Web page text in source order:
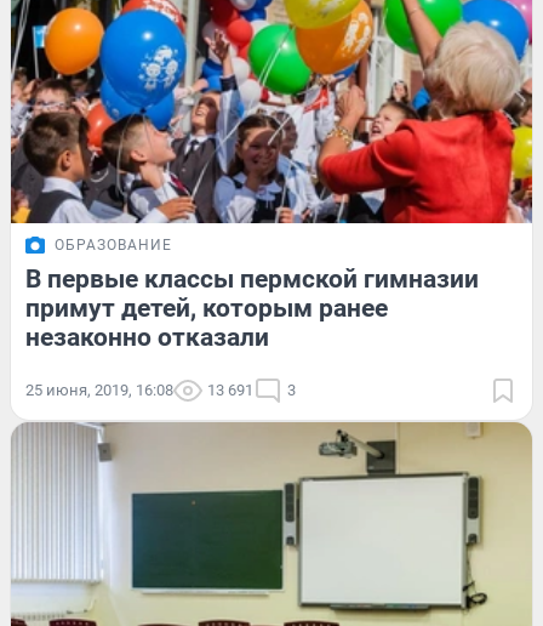
ОБРАЗОВАНИЕ
В первые классы пермской гимназии
примут детей, которым ранее
незаконно отказали
25 июня, 2019, 16:08 13 691 3